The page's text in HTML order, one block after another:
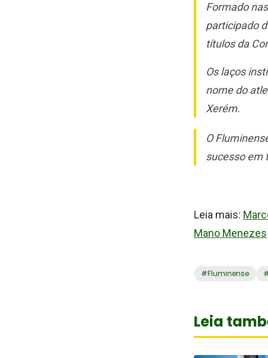
Formado
participado
títulos da
Os laços
nome do
Xerém.
O
sucesso em
Leia mais:
Mano Menezes
#Fluminense
Leia